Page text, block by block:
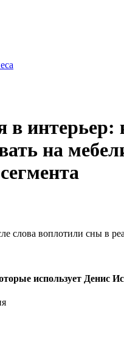
в интерьер:
на
слова воплотили сны в
использует Денис